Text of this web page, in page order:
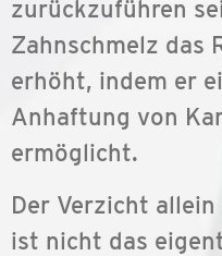
zurückzuführen
Zahnschmelz das
erhöht, indem er
Anhaftung von
ermöglicht.
Der Verzicht
ist nicht das